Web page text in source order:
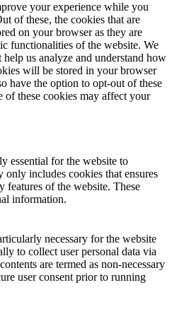
your experience while you
of these, the cookies that are
on your browser as they are
functionalities of the website. We
us analyze and understand how
will be stored in your browser
have the option to opt-out of these
these cookies may affect your
essential for the website to
includes cookies that ensures
features of the website. These
information.
necessary for the website
to collect user personal data via
are termed as non-necessary
user consent prior to running